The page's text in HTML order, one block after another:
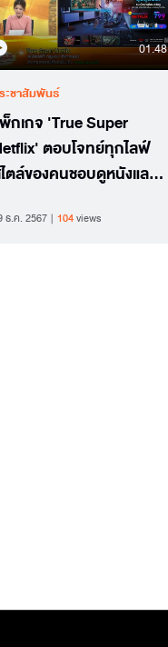
01.48
ะชาสัมพันธ์
กเกจ 'True Super
ตอบโจทย์ทุกไลฟ์
ตล์ของคนชอบดูหนังและซี
ธ.ค. 2567 104views